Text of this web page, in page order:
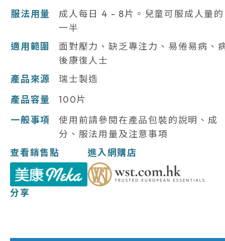
服法用量
成人每日 4 - 8片。兒童可服成人量的
一半
適用範圍
面對壓力、缺乏專注力、易倦易病、
後康復人士
產品來源 瑞士製造
產品容量 100片
一般事項
使用前請參閱在產品包裝的說明、成
分、服法用量及注意事項
查看銷售點
進入網購店
分享